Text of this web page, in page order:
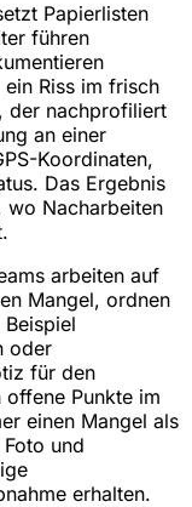
Papierlisten
führen
Riss im frisch
der nachprofiliert
an einer
Koordinaten,
Das Ergebnis
wo Nacharbeiten
arbeiten auf
Mangel, ordnen
oder
für den
Punkte im
einen Mangel als
und
erhalten.